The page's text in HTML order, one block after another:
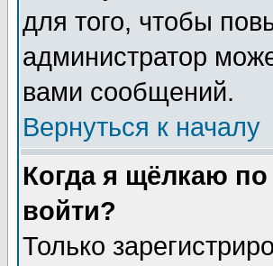
для того, чтобы
администратор
вами сообщений.
Вернуться к началу
Когда я щёлкаю
войти?
Только